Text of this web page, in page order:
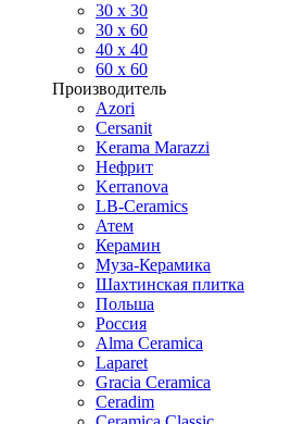
30 x 30
30 х 60
40 х 40
60 х 60
Производитель
Azori
Cersanit
Kerama Marazzi
Нефрит
Kerranova
LB-Ceramics
Атем
Керамин
Муза-Керамика
Шахтинская плитка
Польша
Россия
Alma Ceramica
Laparet
Gracia Ceramica
Ceradim